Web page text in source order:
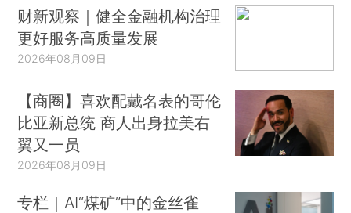
财新观察｜健全金融机构治理
更好服务高质量发展
2026年08月09日
【商圈】喜欢配戴名表的哥伦
比亚新总统 商人出身拉美右
翼又一员
2026年08月09日
专栏｜AI“煤矿”中的金丝雀